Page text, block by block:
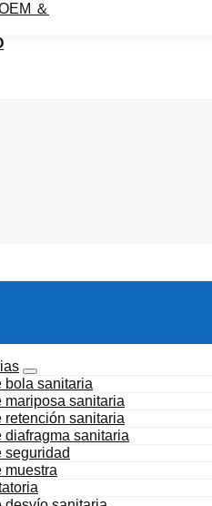
＆
bola sanitaria
mariposa sanitaria
retención sanitaria
diafragma sanitaria
seguridad
muestra